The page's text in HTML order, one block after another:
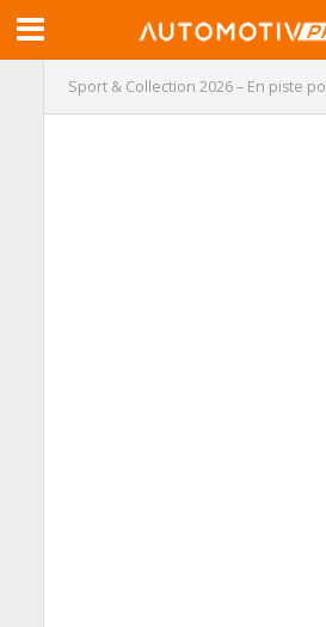
Sport & Collection 2026 – En piste